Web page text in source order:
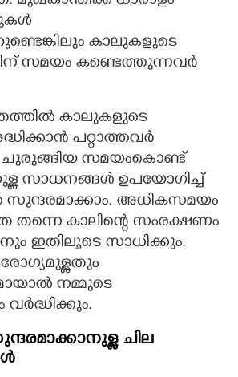
കാലുകളുടെ
സമയം കണ്ടെത്തുന്നവർ
കാലുകളുടെ
പറ്റാത്തവർ
ചുരുങ്ങിയ സമയംകൊണ്ട്
സാധനങ്ങൾ ഉപയോഗിച്ച്
സുന്ദരമാക്കാം. അധികസമയം
തന്നെ കാലിന്റെ സംരക്ഷണം
ഇതിലൂടെ സാധിക്കും.
നമ്മുടെ
ചില